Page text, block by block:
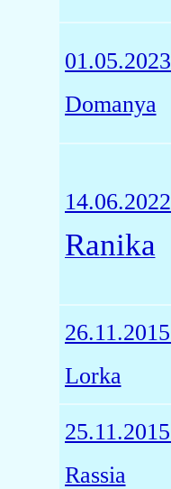
01.05.2023
Domanya
14.06.2022
Ranika
26.11.2015
Lorka
25.11.2015
Rassia